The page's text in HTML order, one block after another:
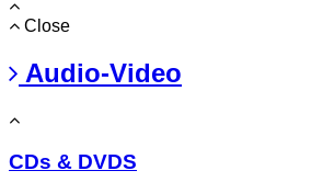
Close
Audio-Video
CDs & DVDS